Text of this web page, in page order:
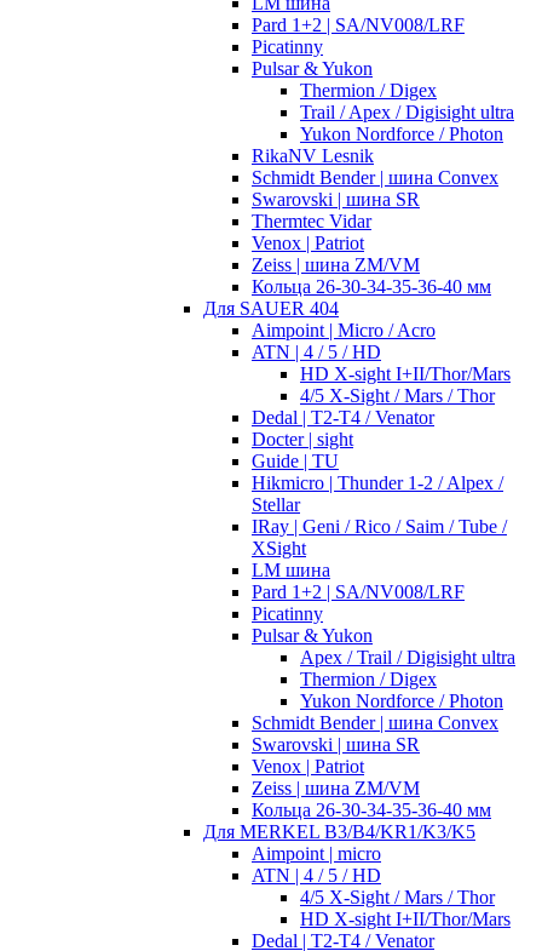
Pard 1+2 | SA/NV008/LRF
Picatinny
Pulsar & Yukon
Thermion / Digex
Trail / Apex / Digisight ultra
Yukon Nordforce / Photon
RikaNV Lesnik
Schmidt Bender | шина Convex
Swarovski | шина SR
Thermtec Vidar
Venox | Patriot
Zeiss | шина ZM/VM
Кольца 26-30-34-35-36-40 мм
Для SAUER 404
Aimpoint | Micro / Acro
ATN | 4 / 5 / HD
HD X-sight I+II/Thor/Mars
4/5 X-Sight / Mars / Thor
Dedal | T2-T4 / Venator
Docter | sight
Guide | TU
Hikmicro | Thunder 1-2 / Alpex /
Stellar
IRay | Geni / Rico / Saim / Tube /
XSight
LM шина
Pard 1+2 | SA/NV008/LRF
Picatinny
Pulsar & Yukon
Apex / Trail / Digisight ultra
Thermion / Digex
Yukon Nordforce / Photon
Schmidt Bender | шина Convex
Swarovski | шина SR
Venox | Patriot
Zeiss | шина ZM/VM
Кольца 26-30-34-35-36-40 мм
Для MERKEL B3/B4/KR1/K3/K5
Aimpoint | micro
ATN | 4 / 5 / HD
4/5 X-Sight / Mars / Thor
HD X-sight I+II/Thor/Mars
Dedal | T2-T4 / Venator